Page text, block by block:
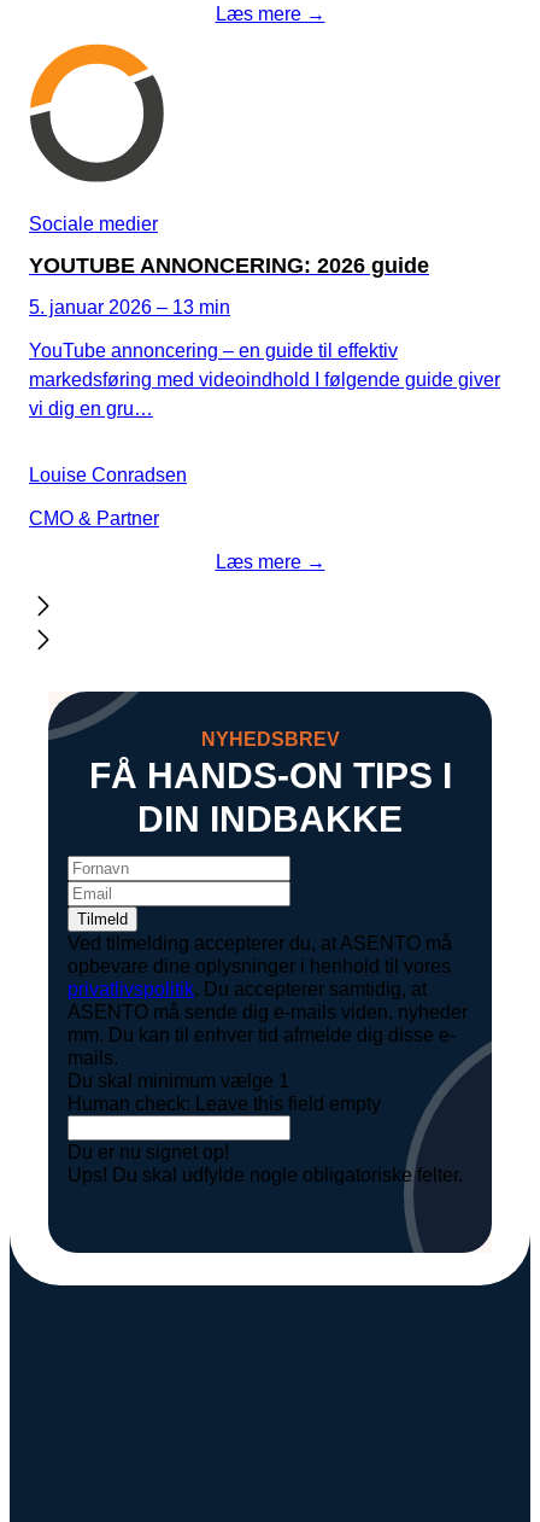
Læs mere →
Sociale medier
YOUTUBE ANNONCERING: 2026 guide
5. januar 2026 – 13 min
YouTube annoncering – en guide til effektiv
markedsføring med videoindhold I følgende guide giver
vi dig en gru…
Louise Conradsen
CMO & Partner
Læs mere →
NYHEDSBREV
FÅ HANDS-ON TIPS I
DIN INDBAKKE
Ved tilmelding accepterer du, at ASENTO må
opbevare dine oplysninger i henhold til vores
privatlivspolitik. Du accepterer samtidig, at
ASENTO må sende dig e-mails viden, nyheder
mm. Du kan til enhver tid afmelde dig disse e-
mails.
Du skal minimum vælge 1
Human check: Leave this field empty
Du er nu signet op!
Ups! Du skal udfylde nogle obligatoriske felter.